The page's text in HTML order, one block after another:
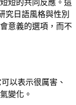
短的共同反應。這
究日語風格與性別
意義的選項，而不
以表示很厲害、
變化。